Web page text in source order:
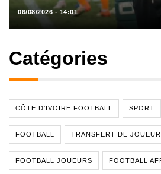
06/08/2026 - 14:01
Catégories
CÔTE D'IVOIRE FOOTBALL SPORT
FOOTBALL TRANSFERT DE JOUEUR
FOOTBALL JOUEURS FOOTBALL